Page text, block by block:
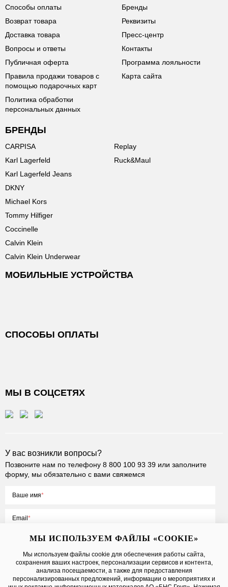
Способы оплаты
Возврат товара
Доставка товара
Вопросы и ответы
Публичная оферта
Правила продажи товаров с
помощью подарочных карт
Политика обработки
персональных данных
Бренды
Реквизиты
Пресс-центр
Контакты
Программа лояльности
Карта сайта
БРЕНДЫ
CARPISA
Karl Lagerfeld
Karl Lagerfeld Jeans
DKNY
Michael Kors
Tommy Hilfiger
Coccinelle
Calvin Klein
Calvin Klein Underwear
Replay
Ruck&Maul
МОБИЛЬНЫЕ УСТРОЙСТВА
СПОСОБЫ ОПЛАТЫ
МЫ В СОЦСЕТЯХ
У вас возникли вопросы?
Позвоните нам по телефону 8 800 100 93 39 или заполните
форму, мы обязательно с вами свяжемся
Ваше имя
Email
Нажимая на кнопку «Отправить», вы принимаете условияПубличной
оферты, даетесогласие на обработку персональных данных
МЫ ИСПОЛЬЗУЕМ ФАЙЛЫ «COOKIE»
Мы используем файлы cookie для обеспечения работы сайта,
сохранения ваших настроек, персонализации сервисов и контента,
анализа посещаемости, а также для предоставления
персонализированных предложений, информации о мероприятиях и